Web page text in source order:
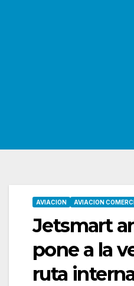
AVIACION AVIACION
Jetsmart
pone a la
ruta